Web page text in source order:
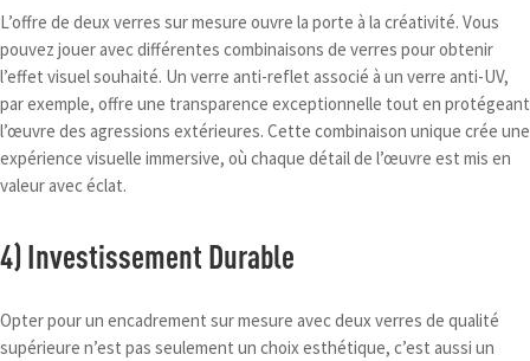
L’offre de deux verres sur mesure ouvre la porte à la créativité. Vous
pouvez jouer avec différentes combinaisons de verres pour obtenir
l’effet visuel souhaité. Un verre anti-reflet associé à un verre anti-UV,
par exemple, offre une transparence exceptionnelle tout en protégeant
l’œuvre des agressions extérieures. Cette combinaison unique crée une
expérience visuelle immersive, où chaque détail de l’œuvre est mis en
valeur avec éclat.
4) Investissement Durable
Opter pour un encadrement sur mesure avec deux verres de qualité
supérieure n’est pas seulement un choix esthétique, c’est aussi un